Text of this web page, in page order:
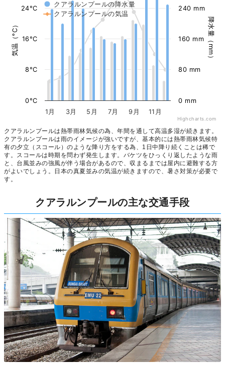
気温（°C） 降水量（mm）
クアラルンプールの降水量
クアラルンプールの気温
1月 3月 5月 7月 9月 11月
0°C
8°C
16°C
24°C
0 mm
80 mm
160 mm
240 mm
Highcharts.com
クアラルンプールは熱帯雨林気候の為、年間を通して高温多湿が続きます。
クアラルンプールは雨のイメージが強いですが、基本的には熱帯雨林気候特
有の夕立（スコール）のような降り方をする為、1日中降り続くことは稀で
す。スコールは時期を問わず発生します。バケツをひっくり返したような雨
と、台風並みの強風が伴う場合があるので、収まるまでは屋内に避難する方
がよいでしょう。日本の真夏並みの気温が続きますので、暑さ対策が必要で
す。
クアラルンプールの主な交通手段